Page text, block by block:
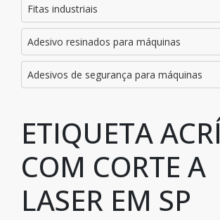
Fitas industriais
Adesivo resinados para máquinas
Adesivos de segurança para máquinas
ETIQUETA
COM CORTE A
LASER EM SP